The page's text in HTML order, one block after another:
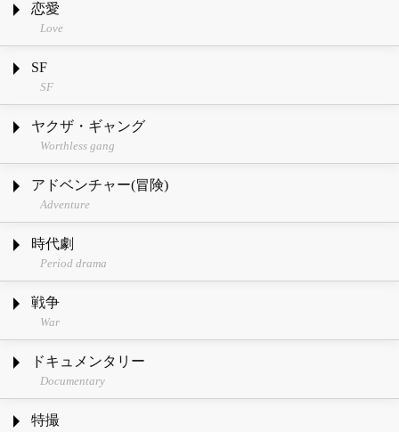
恋愛
Love
SF
SF
ヤクザ・ギャング
Worthless gang
アドベンチャー(冒険)
Adventure
時代劇
Period drama
戦争
War
ドキュメンタリー
Documentary
特撮